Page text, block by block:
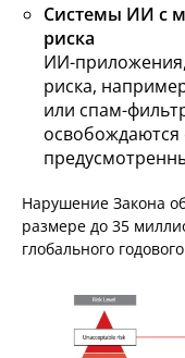
Системы ИИ с
риска
ИИ-
риска,
или спам-
Нарушение Закона
размере до 35
глобального